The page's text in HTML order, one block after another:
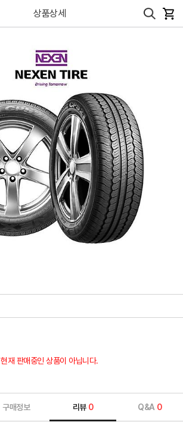
상품상세
현재 판매중인 상품이 아닙니다.
구매정보 리뷰 0 Q&A 0